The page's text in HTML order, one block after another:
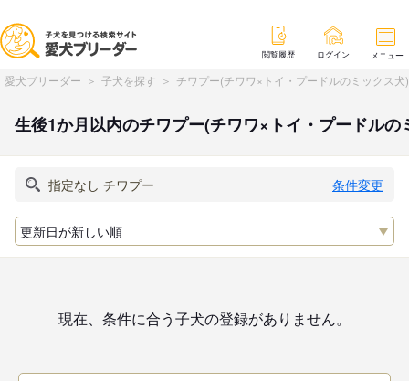
閲覧履歴 ログイン メニュー
愛犬ブリーダー 子犬を探す チワプー(チワワ×トイ・プードルのミックス
生後1か月以内のチワプー(チワワ×トイ・プードル
条件変更
現在、条件に合う子犬の登録がありません。